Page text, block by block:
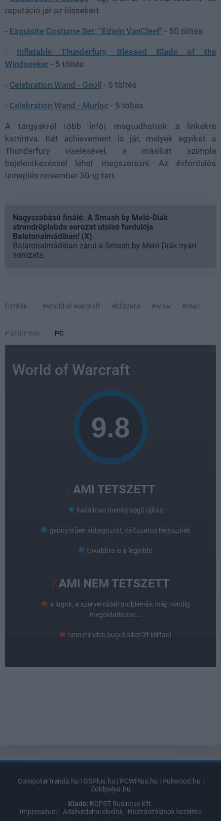
reputáció jár az ölésekért
- Exquisite Costume Set: "Edwin VanCleef" - 50 töltés
- Inflatable Thunderfury, Blessed Blade of the
Windseeker - 5 töltés
- Celebration Wand - Gnoll - 5 töltés
- Celebration Wand - Murloc - 5 töltés
A tárgyakról több infót megtudhattok a linkekre
kattintva. Két achievement is jár, melyek egyikét a
Thunderfury viselésével, a másikat szimpla
bejelentkezéssel lehet megszerezni. Az évfordulós
ünneplés november 30-ig tart.
Nagyszabású finálé: A Smash by Meló-Diák
strandröplabda sorozat utolsó fordulója
Balatonalmádiban! (X)
Balatonalmádiban zárul a Smash by Meló-Diák nyári
sorozata.
Címkék: #world of warcraft #blizzard #wow #mac
Platformok: PC
World of Warcraft
AMI TETSZETT
hatalmas mennyiségű újítás
gyönyörűen kidolgozott, változatos helyszínek
továbbra is a legjobb!
AMI NEM TETSZETT
a lagok, a szerveroldali problémák még mindig
megoldatlanok...
nem minden bugot sikerült kiirtani
ComputerTrends.hu | GSPlus.hu | PCWPlus.hu | Puliwood.hu |
Zoldpalya.hu
Kiadó: BDPST Business Kft.
Impresszum - Adatvédelmi elveink - Hozzászólások kezelése